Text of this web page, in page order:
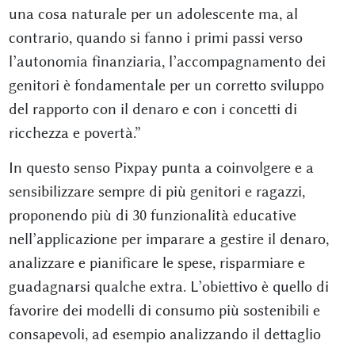
una cosa naturale per un adolescente ma, al
contrario, quando si fanno i primi passi verso
l’autonomia finanziaria, l’accompagnamento dei
genitori è fondamentale per un corretto sviluppo
del rapporto con il denaro e con i concetti di
ricchezza e povertà.”
In questo senso Pixpay punta a coinvolgere e a
sensibilizzare sempre di più genitori e ragazzi,
proponendo più di 30 funzionalità educative
nell’applicazione per imparare a gestire il denaro,
analizzare e pianificare le spese, risparmiare e
guadagnarsi qualche extra. L’obiettivo è quello di
favorire dei modelli di consumo più sostenibili e
consapevoli, ad esempio analizzando il dettaglio